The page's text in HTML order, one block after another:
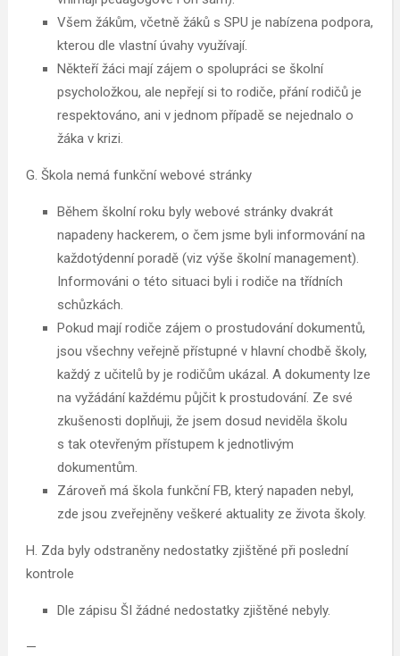
Všem žákům, včetně žáků s SPU je nabízena podpora,
kterou dle vlastní úvahy využívají.
Někteří žáci mají zájem o spolupráci se školní
psycholožkou, ale nepřejí si to rodiče, přání rodičů je
respektováno, ani v jednom případě se nejednalo o
žáka v krizi.
G. Škola nemá funkční webové stránky
Během školní roku byly webové stránky dvakrát
napadeny hackerem, o čem jsme byli informování na
každotýdenní poradě (viz výše školní management).
Informováni o této situaci byli i rodiče na třídních
schůzkách.
Pokud mají rodiče zájem o prostudování dokumentů,
jsou všechny veřejně přístupné v hlavní chodbě školy,
každý z učitelů by je rodičům ukázal. A dokumenty lze
na vyžádání každému půjčit k prostudování. Ze své
zkušenosti doplňuji, že jsem dosud neviděla školu
s tak otevřeným přístupem k jednotlivým
dokumentům.
Zároveň má škola funkční FB, který napaden nebyl,
zde jsou zveřejněny veškeré aktuality ze života školy.
H. Zda byly odstraněny nedostatky zjištěné při poslední
kontrole
Dle zápisu ŠI žádné nedostatky zjištěné nebyly.
—